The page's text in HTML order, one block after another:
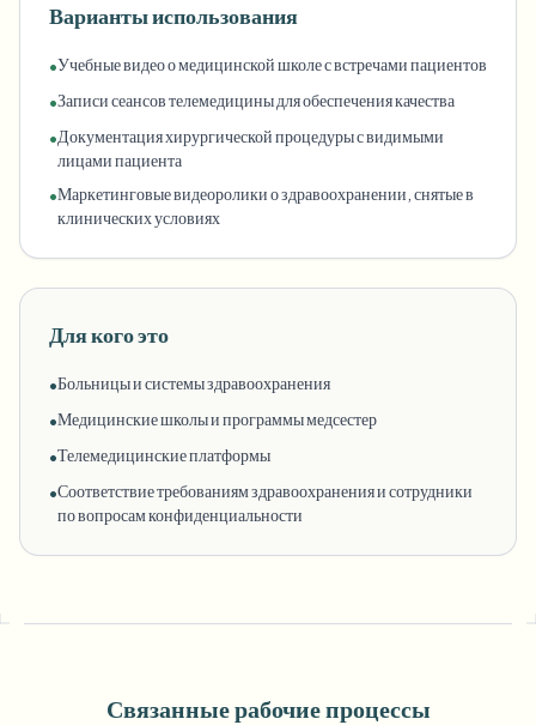
Варианты использования
•Учебные видео о медицинской школе с встречами пациентов
•Записи сеансов телемедицины для обеспечения качества
•Документация хирургической процедуры с видимыми
лицами пациента
•Маркетинговые видеоролики о здравоохранении, снятые в
клинических условиях
Для кого это
•Больницы и системы здравоохранения
•Медицинские школы и программы медсестер
•Телемедицинские платформы
•Соответствие требованиям здравоохранения и сотрудники
по вопросам конфиденциальности
Связанные рабочие процессы